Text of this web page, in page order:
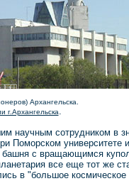
Архангельска.
г.Архангельска.
научным сотрудником в
Поморском
с вращающимся
все еще тот же
в "большое космическое